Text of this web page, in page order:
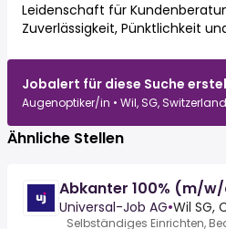
Leidenschaft für
Zuverlässigkeit, Pünktlichkeit
Jobalert für diese Suche
Augenoptiker/in • Wil, SG, Switzerland
Ähnliche Stellen
Abkanter 100% (m/
Universal-Job AG•Wil SG,
Selbständiges Einrichten,